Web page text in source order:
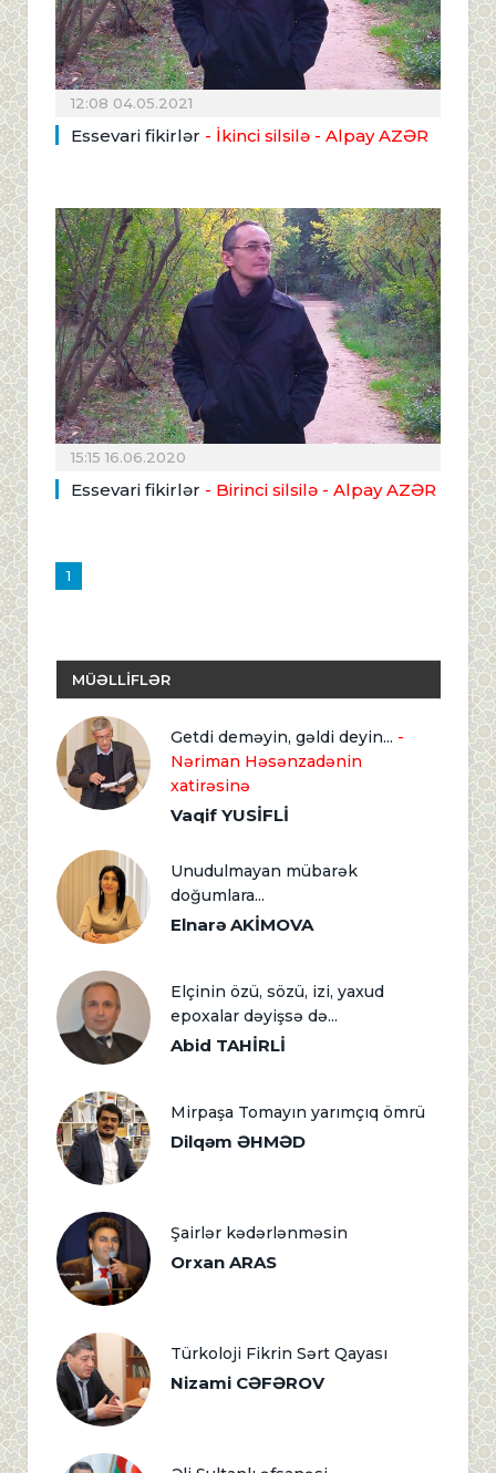
12:08 04.05.2021
Essevari fikirlər - İkinci silsilə - Alpay AZƏR
15:15 16.06.2020
Essevari fikirlər - Birinci silsilə - Alpay AZƏR
1
MÜƏLLİFLƏR
Getdi deməyin, gəldi deyin... -
Nəriman Həsənzadənin
xatirəsinə
Vaqif YUSİFLİ
Unudulmayan mübarək
doğumlara...
Elnarə AKİMOVA
Elçinin özü, sözü, izi, yaxud
epoxalar dəyişsə də...
Abid TAHİRLİ
Mirpaşa Tomayın yarımçıq ömrü
Dilqəm ƏHMƏD
Şairlər kədərlənməsin
Orxan ARAS
Türkoloji Fikrin Sərt Qayası
Nizami CƏFƏROV